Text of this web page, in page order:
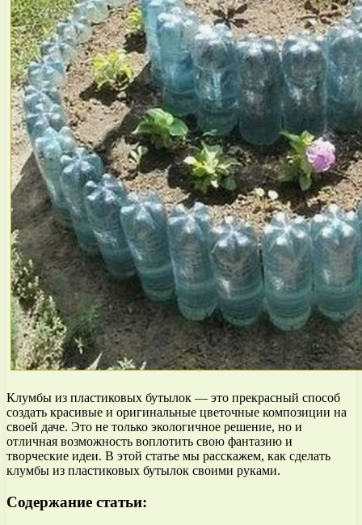
Клумбы из пластиковых бутылок — это прекрасный способ
создать красивые и оригинальные цветочные композиции на
своей даче. Это не только экологичное решение, но и
отличная возможность воплотить свою фантазию и
творческие идеи. В этой статье мы расскажем, как сделать
клумбы из пластиковых бутылок своими руками.
Содержание статьи: